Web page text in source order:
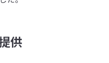
供